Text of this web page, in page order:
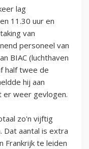
lag
11.30 uur en
van
personeel van
BIAC (luchthaven
half twee de
hij aan
er weer gevlogen.
zo'n vijftig
Dat aantal is extra
Frankrijk te leiden